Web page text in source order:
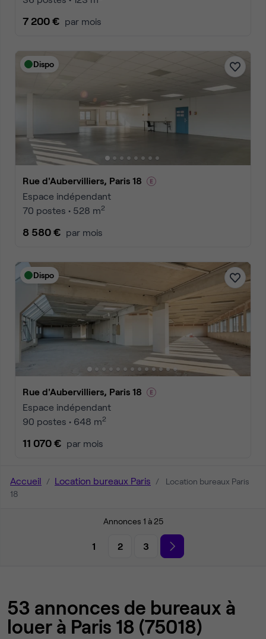
7 200 € par mois
Dispo
Rue d'Aubervilliers, Paris 18
Espace indépendant
70 postes • 528 m2
8 580 € par mois
Dispo
Rue d'Aubervilliers, Paris 18
Espace indépendant
90 postes • 648 m2
11 070 € par mois
Accueil Location bureaux Paris
Location bureaux Paris
18
Annonces 1 à 25
1 2 3
53 annonces de bureaux à
louer à Paris 18 (75018)